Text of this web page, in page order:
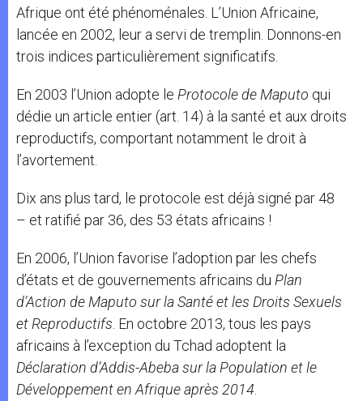
Afrique ont été phénoménales. L’Union Africaine,
lancée en 2002, leur a servi de tremplin. Donnons-en
trois indices particulièrement significatifs.
En 2003 l’Union adopte le Protocole de Maputo qui
dédie un article entier (art. 14) à la santé et aux droits
reproductifs, comportant notamment le droit à
l’avortement.
Dix ans plus tard, le protocole est déjà signé par 48
– et ratifié par 36, des 53 états africains !
En 2006, l’Union favorise l’adoption par les chefs
d’états et de gouvernements africains du Plan
d’Action de Maputo sur la Santé et les Droits Sexuels
et Reproductifs . En octobre 2013, tous les pays
africains à l’exception du Tchad adoptent la
Déclaration d’Addis-Abeba sur la Population et le
Développement en Afrique après 2014